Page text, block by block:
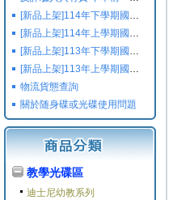
[新品上架]114年下學期國小國中高中命題光碟,校用卷,習作
[新品上架]114年上學期國小國中高中命題光碟,校用卷,習作
[新品上架]113年下學期國小國中高中命題光碟,校用卷,習作
[新品上架]113年上學期國小國中高中命題光碟,校用卷,習作
物流貨態查詢
關於随身碟或光碟使用問題
教學光碟區
迪士尼幼教系列